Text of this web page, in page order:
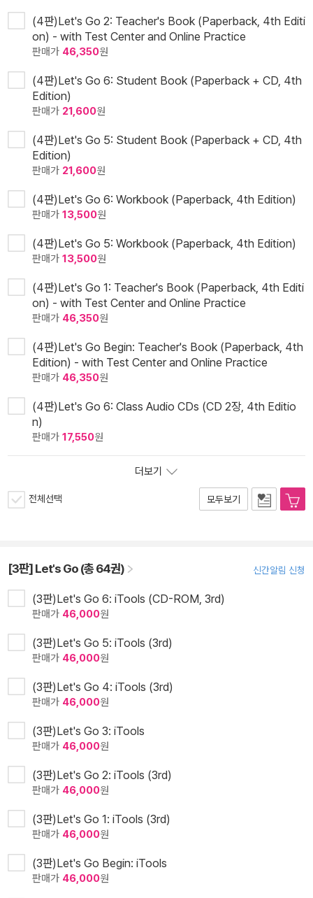
(4판)Let's Go 2: Teacher's Book (Paperback, 4th Editi
on) - with Test Center and Online Practice
판매가 46,350원
(4판)Let's Go 6: Student Book (Paperback + CD, 4th
Edition)
판매가 21,600원
(4판)Let's Go 5: Student Book (Paperback + CD, 4th
Edition)
판매가 21,600원
(4판)Let's Go 6: Workbook (Paperback, 4th Edition)
판매가 13,500원
(4판)Let's Go 5: Workbook (Paperback, 4th Edition)
판매가 13,500원
(4판)Let's Go 1: Teacher's Book (Paperback, 4th Editi
on) - with Test Center and Online Practice
판매가 46,350원
(4판)Let's Go Begin: Teacher's Book (Paperback, 4th
Edition) - with Test Center and Online Practice
판매가 46,350원
(4판)Let's Go 6: Class Audio CDs (CD 2장, 4th Editio
n)
판매가 17,550원
더보기
전체선택 모두보기
[3판] Let's Go (총 64권) 신간알림 신청
(3판)Let's Go 6: iTools (CD-ROM, 3rd)
판매가 46,000원
(3판)Let's Go 5: iTools (3rd)
판매가 46,000원
(3판)Let's Go 4: iTools (3rd)
판매가 46,000원
(3판)Let's Go 3: iTools
판매가 46,000원
(3판)Let's Go 2: iTools (3rd)
판매가 46,000원
(3판)Let's Go 1: iTools (3rd)
판매가 46,000원
(3판)Let's Go Begin: iTools
판매가 46,000원